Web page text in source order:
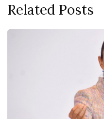
Related Posts